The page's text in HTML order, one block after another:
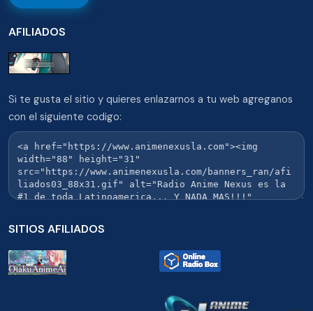
AFILIADOS
Si te gusta el sitio y quieres enlazarnos a tu web agreganos
con el siguiente codigo:
SITIOS AFILIADOS